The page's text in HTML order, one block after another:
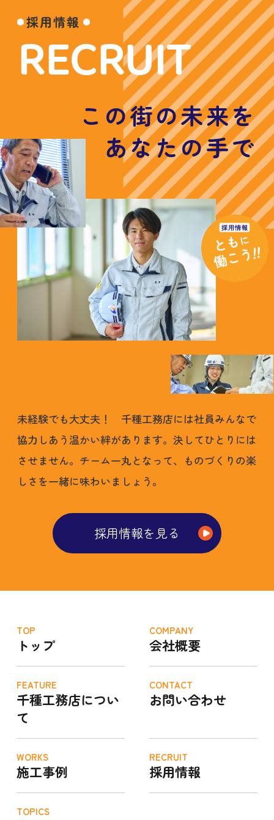
採用情報
RECRUIT
この街の未来を
あなたの手で
未経験でも大丈夫！ 千種工務店には社員みんなで
協力しあう温かい絆があります。決してひとりには
させません。チーム一丸となって、ものづくりの楽
しさを一緒に味わいましょう。
採用情報を見る
TOP
トップ
COMPANY
会社概要
FEATURE
千種工務店につい
て
CONTACT
お問い合わせ
WORKS
施工事例
RECRUIT
採用情報
TOPICS